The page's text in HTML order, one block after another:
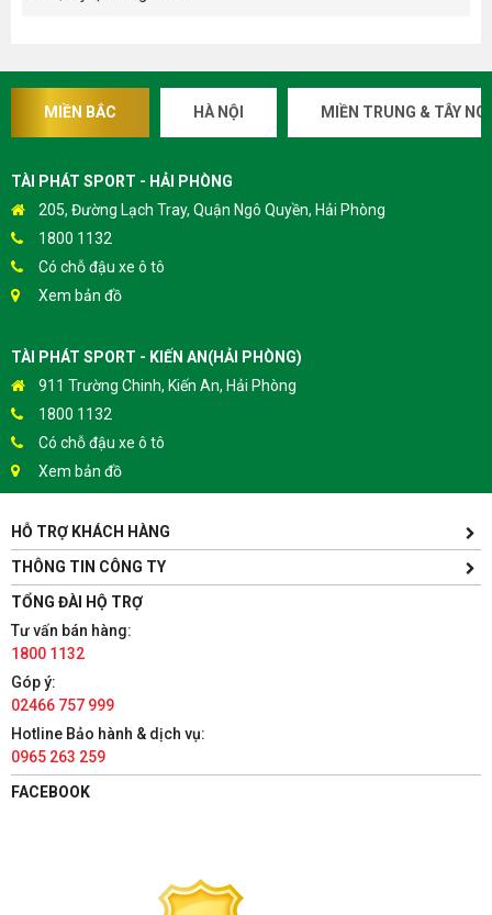
MIỀN BẮC HÀ NỘI MIỀN TRUNG & TÂY
TÀI PHÁT SPORT - HẢI PHÒNG
205, Đường Lạch Tray, Quận Ngô Quyền, Hải Phòng
1800 1132
Có chỗ đậu xe ô tô
Xem bản đồ
TÀI PHÁT SPORT - KIẾN AN(HẢI PHÒNG)
911 Trường Chinh, Kiến An, Hải Phòng
1800 1132
Có chỗ đậu xe ô tô
Xem bản đồ
TÀI PHÁT SPORT - HƯNG YÊN
Yên Lịch, Xã Dân Tiến, Huyện Khoái Châu, Hưng Yên(Gần
Trường ĐH Sư Phạm Kỹ Thuật Hưng Yên cách 300m)
1800 1132
Có chỗ đậu xe ô tô
TÀI PHÁT SPORT - HÀ NAM
86 Châu Cầu, Phường Minh Khai, Thành phố Phủ Lý, Hà Nam
1800 1132
TÀI PHÁT SPORT - NAM ĐỊNH
TỔNG ĐÀI HỘ TRỢ
Tư vấn bán hàng:
1800 1132
Góp ý:
02466 757 999
Hotline Bảo hành & dịch vụ:
0965 263 259
HỖ TRỢ KHÁCH HÀNG
THÔNG TIN CÔNG TY
FACEBOOK